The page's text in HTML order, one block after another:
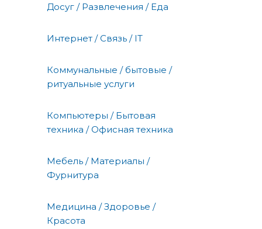
Досуг / Развлечения / Еда
Интернет / Связь / IT
Коммунальные / бытовые /
ритуальные услуги
Компьютеры / Бытовая
техника / Офисная техника
Мебель / Материалы /
Фурнитура
Медицина / Здоровье /
Красота